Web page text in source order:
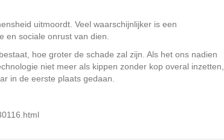
uitmoordt. Veel waarschijnlijker is een
en sociale onrust van dien.
hoe groter de schade zal zijn. Als het ons nadien
niet meer als kippen zonder kop overal inzetten,
in de eerste plaats gedaan.